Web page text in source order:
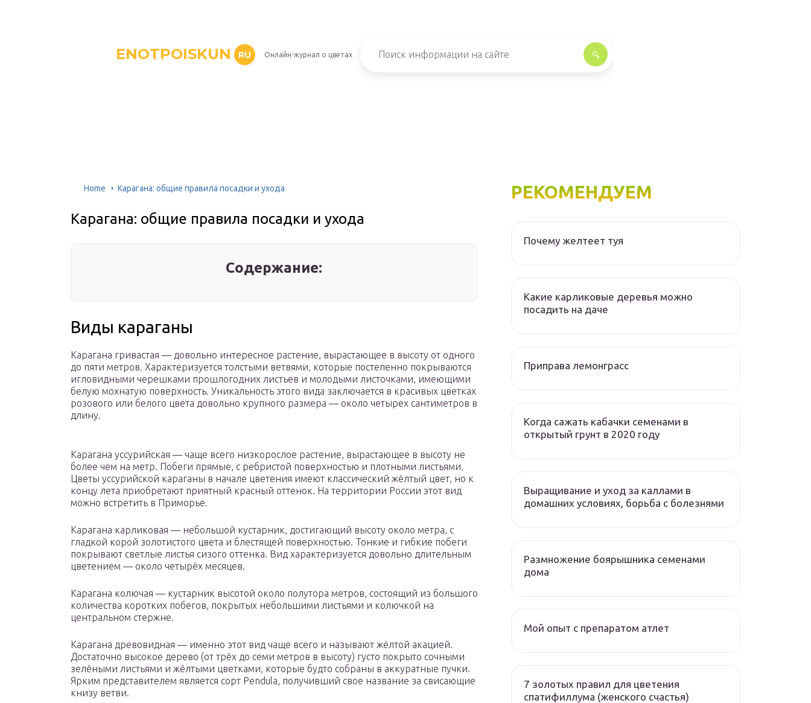
ENOTPOISKUN RU Онлайн-журнал о цветах
Home Карагана: общие правила посадки и ухода
Карагана: общие правила посадки и ухода
Содержание:
Виды караганы
Карагана гривастая — довольно интересное растение, вырастающее в высоту от одного
до пяти метров. Характеризуется толстыми ветвями, которые постепенно покрываются
игловидными черешками прошлогодних листьев и молодыми листочками, имеющими
белую мохнатую поверхность. Уникальность этого вида заключается в красивых цветках
розового или белого цвета довольно крупного размера — около четырех сантиметров в
длину.
Карагана уссурийская — чаще всего низкорослое растение, вырастающее в высоту не
более чем на метр. Побеги прямые, с ребристой поверхностью и плотными листьями.
Цветы уссурийской караганы в начале цветения имеют классический жёлтый цвет, но к
концу лета приобретают приятный красный оттенок. На территории России этот вид
можно встретить в Приморье.
Карагана карликовая — небольшой кустарник, достигающий высоту около метра, с
гладкой корой золотистого цвета и блестящей поверхностью. Тонкие и гибкие побеги
покрывают светлые листья сизого оттенка. Вид характеризуется довольно длительным
цветением — около четырёх месяцев.
Карагана колючая — кустарник высотой около полутора метров, состоящий из большого
количества коротких побегов, покрытых небольшими листьями и колючкой на
центральном стержне.
Карагана древовидная — именно этот вид чаще всего и называют жёлтой акацией.
Достаточно высокое дерево (от трёх до семи метров в высоту) густо покрыто сочными
зелёными листьями и жёлтыми цветками, которые будто собраны в аккуратные пучки.
Ярким представителем является сорт Pendula, получивший свое название за свисающие
книзу ветви.
РЕКОМЕНДУЕМ
Почему желтеет туя
Какие карликовые деревья можно
посадить на даче
Приправа лемонграсс
Когда сажать кабачки семенами в
открытый грунт в 2020 году
Выращивание и уход за каллами в
домашних условиях, борьба с болезнями
Размножение боярышника семенами
дома
Мой опыт с препаратом атлет
7 золотых правил для цветения
спатифиллума (женского счастья)